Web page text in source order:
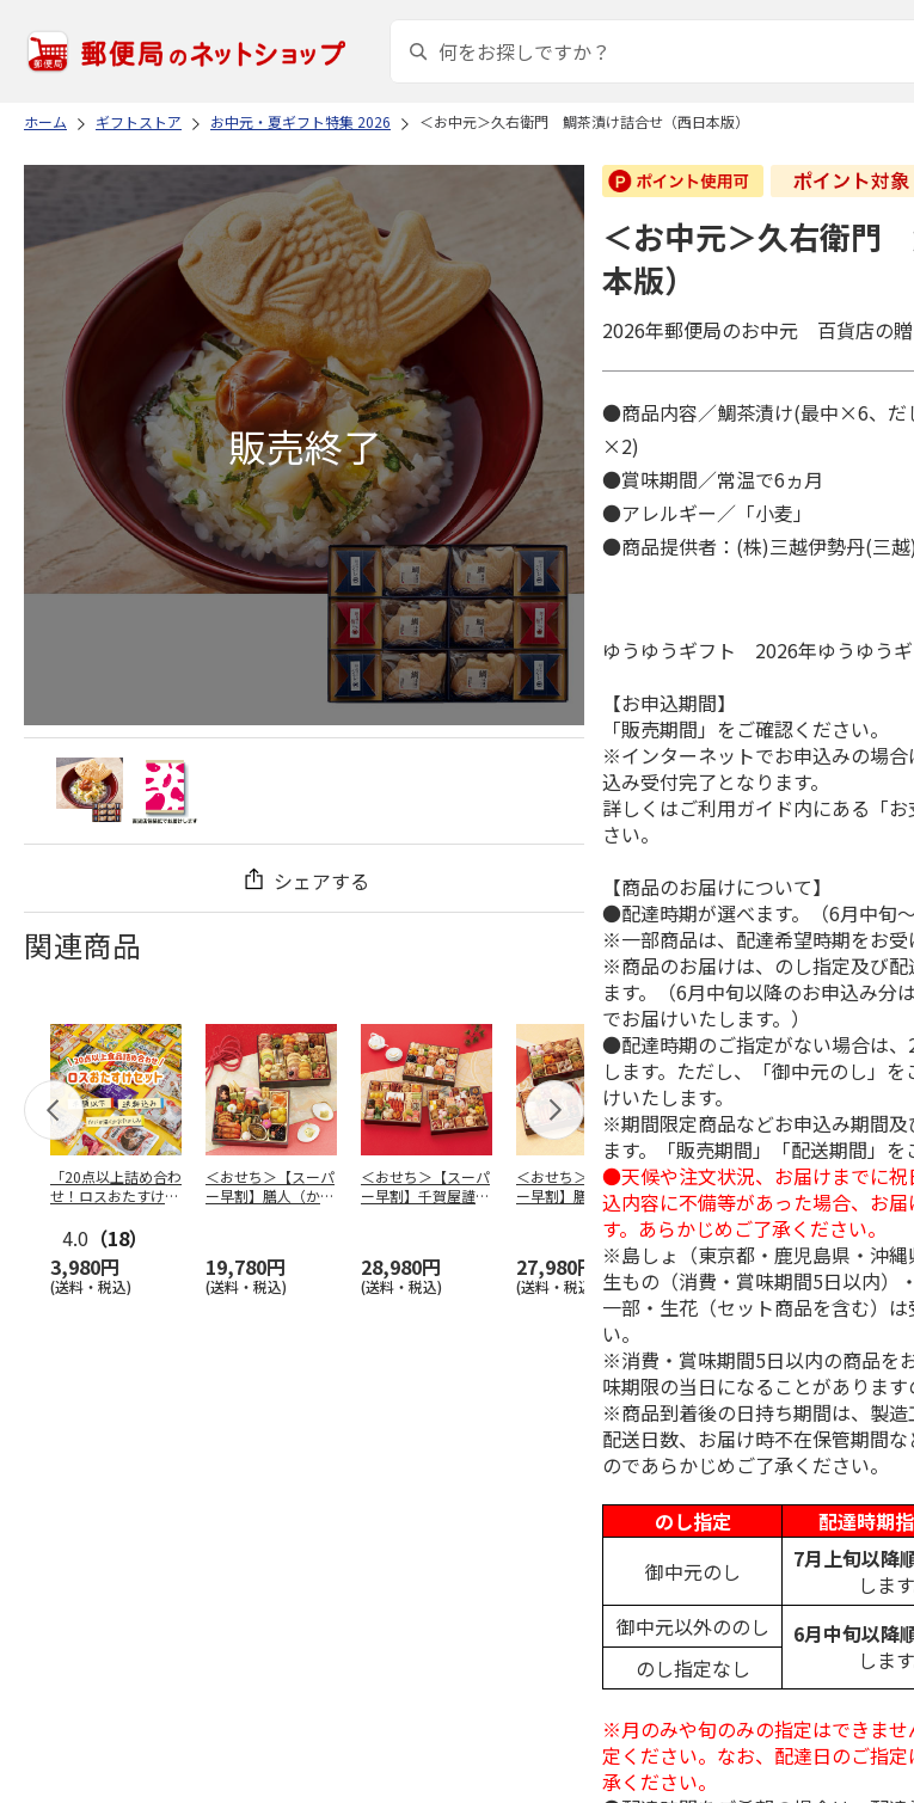
ホーム ギフトストア お中元・夏ギフト特集 2026 ＜お中元＞久右衛門 鯛茶漬け詰合せ（西日本版）
シェアする
関連商品
「20点以上詰め合わ
せ！ロスおたすけセ
4.0 （18）
3,980円
(送料・税込)
＜おせち＞【スーパ
ー早割】膳人（かし
19,780円
(送料・税込)
＜おせち＞【スーパ
ー早割】千賀屋謹
28,980円
(送料・税込)
＜おせち＞【スーパ
ー早割】膳人（かし
はびと） 和洋中三
27,980円
(送料・税込)
＜おせち＞【冷凍】
おせち早割 札幌市
中央卸売市場発 彩
膳
15,000円
(送料・税込)
＜おせち＞
おせち早割
オードブル
22,180円
(送料・税込)
＜お中元＞久右衛門
本版）
2026年郵便局のお中元 百貨店の
●商品内容／鯛茶漬け(最中×6、だ
×2)
●賞味期間／常温で6ヵ月
●アレルギー／「小麦」
●商品提供者：(株)三越伊勢丹(三
ゆうゆうギフト 2026年ゆうゆう
【お申込期間】
「販売期間」をご確認ください。
※インターネットでお申込みの場
込み受付完了となります。
詳しくはご利用ガイド内にある「
さい。
【商品のお届けについて】
●配達時期が選べます。（6月中旬
※一部商品は、配達希望時期をお受
※商品のお届けは、のし指定及び
ます。（6月中旬以降のお申込み分
でお届けいたします。）
●配達時期のご指定がない場合は
します。ただし、「御中元のし」
けいたします。
※期間限定商品などお申込み期間
ます。「販売期間」「配送期間」を
●天候や注文状況、お届けまでに
込内容に不備等があった場合、お
す。あらかじめご了承ください。
※島しょ（東京都・鹿児島県・沖縄
生もの（消費・賞味期間5日以内）
一部・生花（セット商品を含む）
い。
※消費・賞味期間5日以内の商品を
味期限の当日になることがあります
※商品到着後の日持ち期間は、製
配送日数、お届け時不在保管期間
のであらかじめご了承ください。
のし指定
配達時期
御中元のし
7月上旬以降
します
御中元以外ののし 6月中旬以降
します
のし指定なし
※月のみや旬のみの指定はできま
定ください。なお、配達日のご指
承ください。